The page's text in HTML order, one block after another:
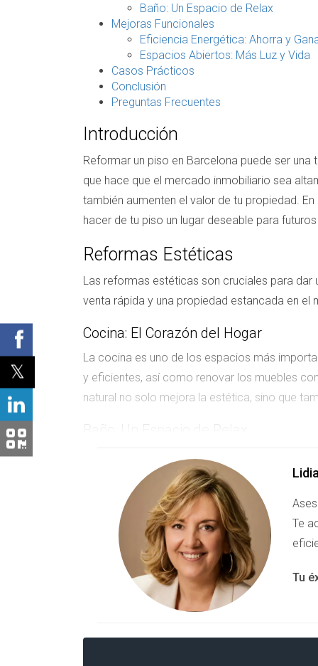
Baño: Un Espacio de Relax
Mejoras Funcionales
Eficiencia Energética: Ahorra y
Espacios Abiertos: Más Luz y Vida
Casos Prácticos
Conclusión
Preguntas Frecuentes
Introducción
Reformar un piso en Barcelona puede ser
que hace que el mercado inmobiliario sea
también aumenten el valor de tu propiedad.
hacer de tu piso un lugar deseable para
Reformas Estéticas
Las reformas estéticas son cruciales para
venta rápida y una propiedad estancada en el
Cocina: El Corazón del Hogar
La cocina es uno de los espacios más
y eficientes, así como renovar los muebles
natural no solo mejora la estética, sino que
de suelo puede transformar completamente
atractivos, sino también funcionales.
Mejoras Funcionales
Además de las reformas estéticas, las
Eficiencia Energética: Ahorra y Gana
La eficiencia energética se ha convertido en
propietarios, sino que también atrae a
Te
Tu